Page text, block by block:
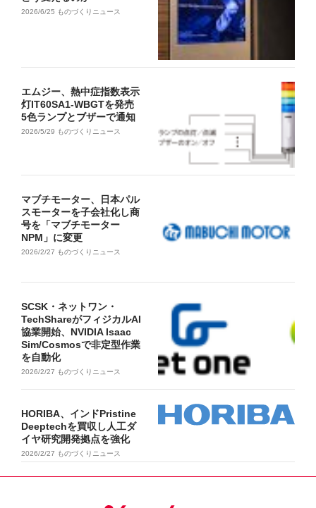
2026/6/25 ものづくりニュース
エムジー、熱中症指数表示
灯IT60SA1-WBGTを発売
5色ランプとブザーで通知
2026/5/29 ものづくりニュース
マブチモーター、日本パル
スモーターを子会社化し商
号を「マブチモーター
NPM」に変更
2026/2/27 ものづくりニュース
SCSK・ネットワン・
TechShareがフィジカルAI
協業開始、NVIDIA Isaac
Sim/Cosmosで非定型作業
を自動化
2026/2/27 ものづくりニュース
HORIBA、インドPristine
Deeptechを買収し人工ダ
イヤ研究開発拠点を強化
2026/2/27 ものづくりニュース